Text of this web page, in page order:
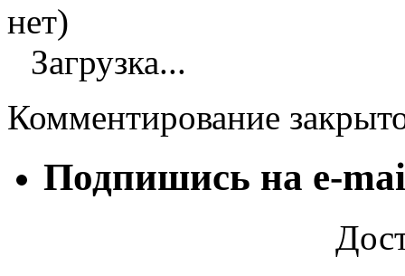
нет)
Загрузка...
Комментирование
Подпишись на e-